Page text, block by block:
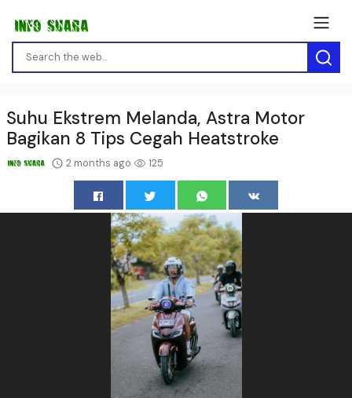
Suhu Ekstrem Melanda, Astra Motor
Bagikan 8 Tips Cegah Heatstroke
2 months ago 125